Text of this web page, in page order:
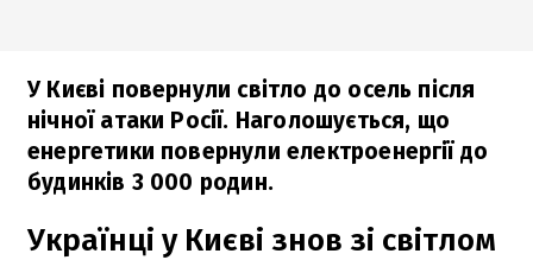
У Києві повернули світло до осель після
нічної атаки Росії. Наголошується, що
енергетики повернули електроенергії до
будинків 3 000 родин.
Українці у Києві знов зі світлом